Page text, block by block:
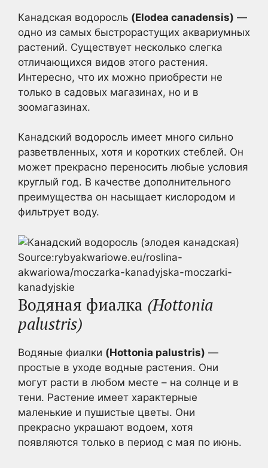
Канадская водоросль (Elodea canadensis) —
одно из самых быстрорастущих аквариумных
растений. Существует несколько слегка
отличающихся видов этого растения.
Интересно, что их можно приобрести не
только в садовых магазинах, но и в
зоомагазинах.
Канадский водоросль имеет много сильно
разветвленных, хотя и коротких стеблей. Он
может прекрасно переносить любые условия
круглый год. В качестве дополнительного
преимущества он насыщает кислородом и
фильтрует воду.
Source:rybyakwariowe.eu/roslina-
akwariowa/moczarka-kanadyjska-moczarki-
kanadyjskie
Водяная фиалка (Hottonia
palustris)
Водяные фиалки (Hottonia palustris) —
простые в уходе водные растения. Они
могут расти в любом месте – на солнце и в
тени. Растение имеет характерные
маленькие и пушистые цветы. Они
прекрасно украшают водоем, хотя
появляются только в период с мая по июнь.